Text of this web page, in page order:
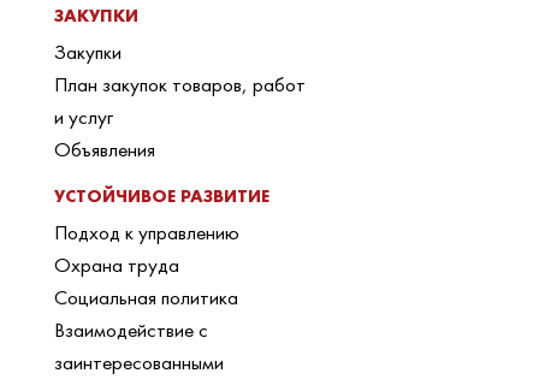
ЗАКУПКИ
Закупки
План закупок товаров, работ
и услуг
Объявления
УСТОЙЧИВОЕ РАЗВИТИЕ
Подход к управлению
Охрана труда
Социальная политика
Взаимодействие с
заинтересованными